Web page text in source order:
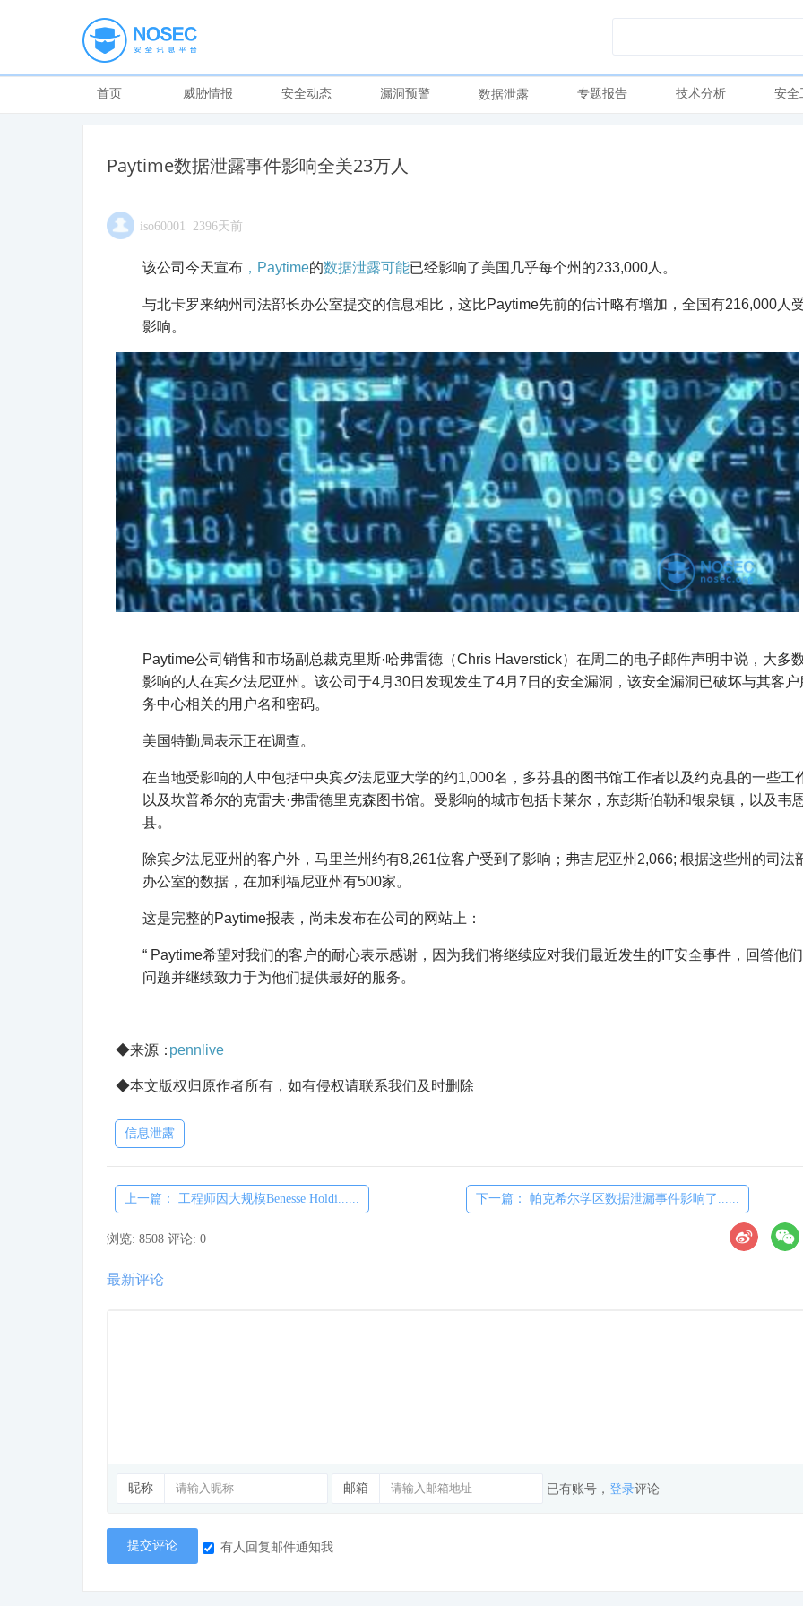
首页 威胁情报 安全动态 漏洞预警 数据泄露 专题报告 技术分析 安全
Paytime数据泄露事件影响全美23万人
iso60001 2396天前
该公司今天宣布 ，Paytime的数据泄露可能已经影响了美国几乎每个州的233,000人。
与北卡罗来纳州司法部长办公室提交的信息相比，这比Paytime先前的估计略有增加，全国有216,000人
影响。
Paytime公司销售和市场副总裁克里斯·哈弗雷德（Chris Haverstick）在周二的电子邮件声明中说，大多
影响的人在宾夕法尼亚州。 该公司于4月30日发现发生了4月7日的安全漏洞，该安全漏洞已破坏与其客户
务中心相关的用户名和密码。
美国特勤局表示正在调查。
在当地受影响的人中包括中央宾夕法尼亚大学的约1,000名，多芬县的图书馆工作者以及约克县的一些工
以及坎普希尔的克雷夫·弗雷德里克森图书馆。 受影响的城市包括卡莱尔，东彭斯伯勒和银泉镇，以及韦
县。
除宾夕法尼亚州的客户外，马里兰州约有8,261位客户受到了影响； 弗吉尼亚州2,066; 根据这些州的司法
办公室的数据，在加利福尼亚州有500家。
这是完整的Paytime报表，尚未发布在公司的网站上：
“ Paytime希望对我们的客户的耐心表示感谢，因为我们将继续应对我们最近发生的IT安全事件，回答他
问题并继续致力于为他们提供最好的服务。
◆来源： pennlive
◆本文版权归原作者所有，如有侵权请联系我们及时删除
信息泄露
上一篇： 工程师因大规模Benesse Holdi...... 下一篇： 帕克希尔学区数据泄漏事件影响了......
浏览: 8508 评论: 0
最新评论
昵称 邮箱 已有账号， 登录评论
提交评论 有人回复邮件通知我